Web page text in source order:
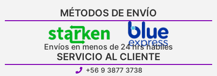
MÉTODOS DE ENVÍO
Envíos en menos de 24 hrs hábiles
SERVICIO AL CLIENTE
+56 9 3877 3738